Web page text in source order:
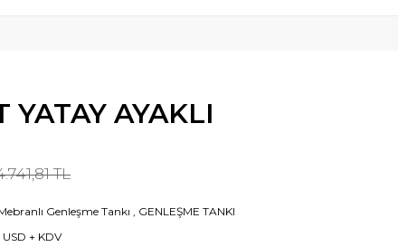
YATAY AYAKLI
TL
Genleşme Tankı , GENLEŞME TANKI
+ KDV